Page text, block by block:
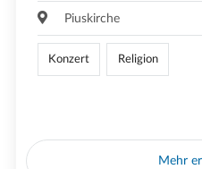
Piuskirche
Konzert Religion
Mehr